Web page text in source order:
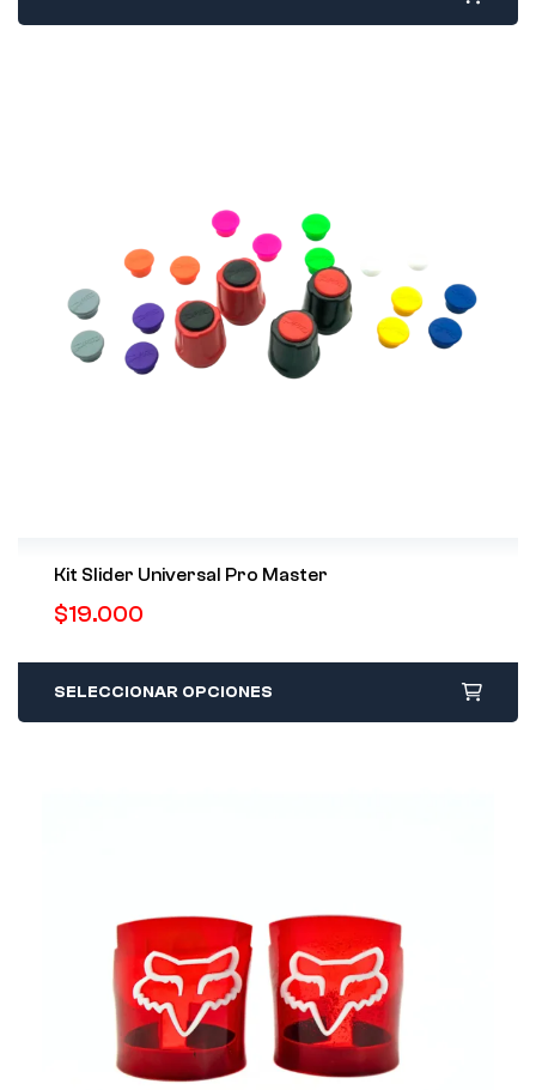
Kit Slider Universal Pro Master
$19.000
SELECCIONAR OPCIONES